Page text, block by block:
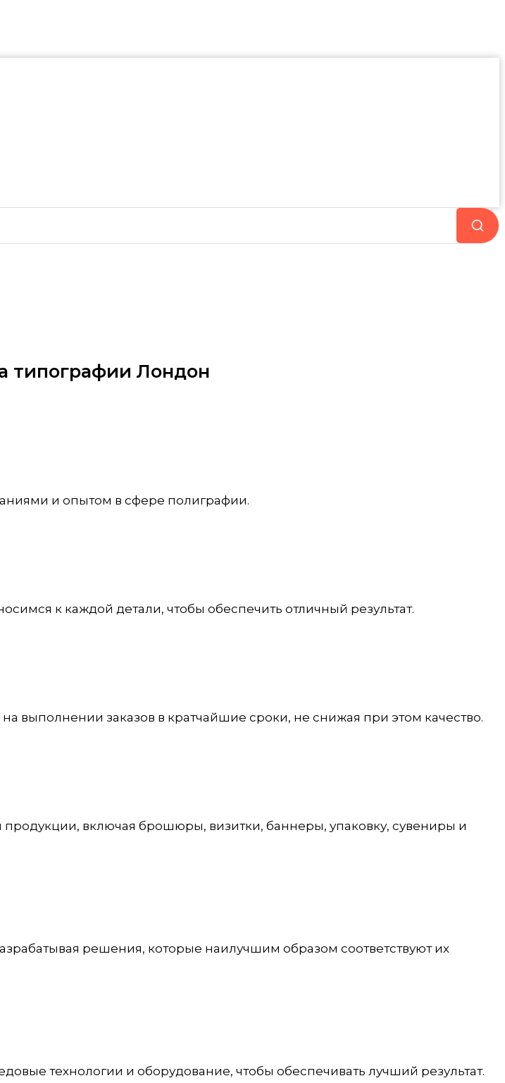
типографии Лондон
и опытом в сфере полиграфии.
к каждой детали, чтобы обеспечить отличный результат.
выполнении заказов в кратчайшие сроки, не снижая при этом качество.
включая брошюры, визитки, баннеры, упаковку, сувениры и
решения, которые наилучшим образом соответствуют их
технологии и оборудование, чтобы обеспечивать лучший результат.